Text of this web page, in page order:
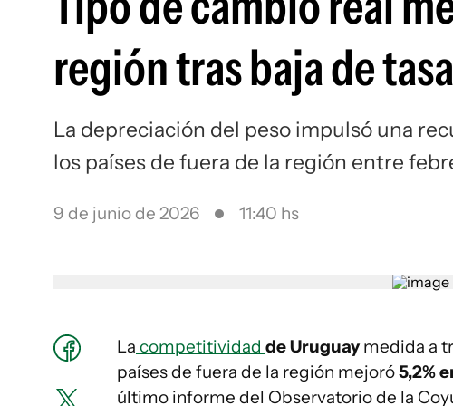
región tras baja de
La depreciación del peso impulsó una
los países de fuera de la región entre
9 de junio de 2026 11:40 hs
La competitividad de Uruguaymedida a
países de fuera de la región mejoró5,2%
último informe del Observatorio de la